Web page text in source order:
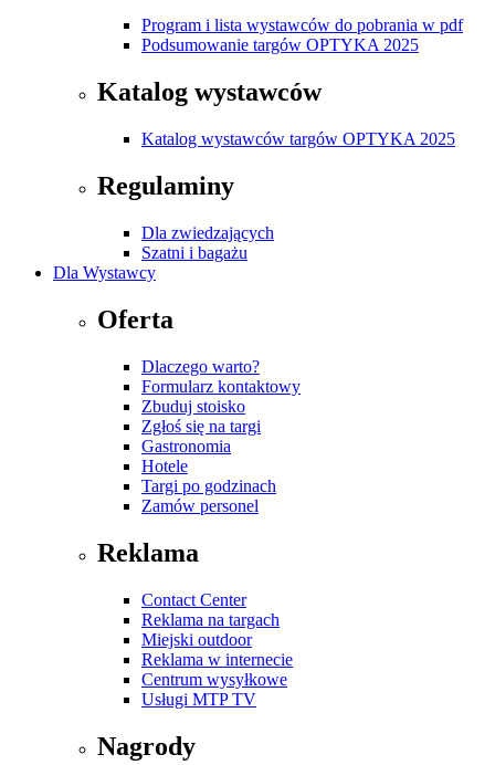
Program i lista wystawców do pobrania w pdf
Podsumowanie targów OPTYKA 2025
Katalog wystawców
Katalog wystawców targów OPTYKA 2025
Regulaminy
Dla zwiedzających
Szatni i bagażu
Dla Wystawcy
Oferta
Dlaczego warto?
Formularz kontaktowy
Zbuduj stoisko
Zgłoś się na targi
Gastronomia
Hotele
Targi po godzinach
Zamów personel
Reklama
Contact Center
Reklama na targach
Miejski outdoor
Reklama w internecie
Centrum wysyłkowe
Usługi MTP TV
Nagrody